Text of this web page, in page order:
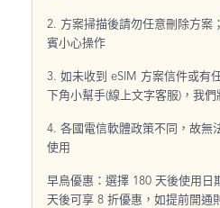
2. 方案掃描後請勿任意刪除方案
賓小心操作
3. 如未收到 eSIM 方案信件或有
下角小幫手(線上文字客服)，我
4. 各國電信軟體政策不同，故無
使用
早鳥優惠：選擇 180 天後使用日
天後可享 8 折優惠，如提前開通